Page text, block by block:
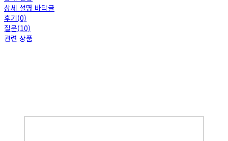
상세 설명 바닥글
후기(0)
질문(10)
관련 상품